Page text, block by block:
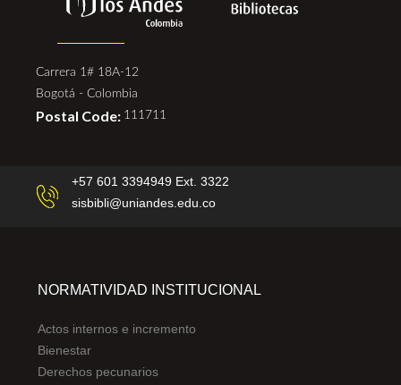
Carrera 1# 18A-12
Bogotá - Colombia
Postal Code: 111711
+57 601 3394949 Ext. 3322
sisbibli@uniandes.edu.co
NORMATIVIDAD INSTITUCIONAL
Actos internos e incremento
Bienestar
Derechos pecunarios